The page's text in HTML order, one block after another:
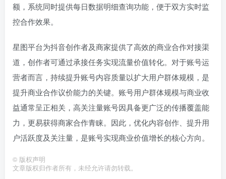
额，系统同时提供每日数据明细查询功能，便于双方实时监
控合作效果。
星图平台为抖音创作者及商家提供了高效的商业合作对接渠
道，创作者可通过承接任务实现流量价值转化。对于账号运
营者而言，持续提升账号内容质量以扩大用户群体规模，是
提升商业合作议价能力的关键。账号用户群体规模与商业收
益通常呈正相关，高关注量账号因具备更广泛的传播覆盖能
力，更易获得商家合作青睐。因此，优化内容创作、提升用
户活跃度及关注量，是账号实现商业价值增长的核心方向。
© 版权声明
文章版权归作者所有，未经允许请勿转载。